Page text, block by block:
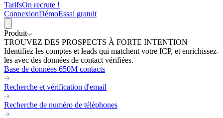
TarifsOn recrute !
ConnexionDémoEssai gratuit
Produit
TROUVEZ DES PROSPECTS À FORTE INTENTION
Identifiez les comptes et leads qui matchent votre ICP, et enrichissez-
les avec des données de contact vérifiées.
Base de données 650M contacts
Recherche et vérification d'email
Recherche de numéro de téléphones